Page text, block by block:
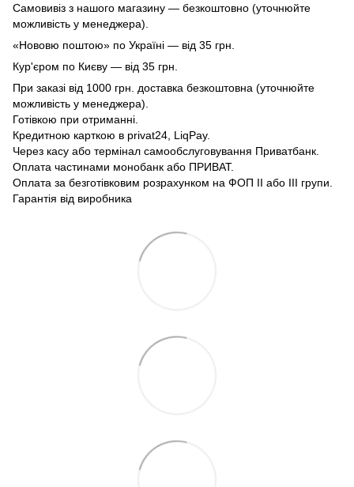
Самовивіз з нашого магазину — безкоштовно (уточнюйте
можливість у менеджера).
«Нововю поштою» по Україні — від 35 грн.
Кур'єром по Києву — від 35 грн.
При заказі від 1000 грн. доставка безкоштовна (уточнюйте
можливість у менеджера).
Готівкою при отриманні.
Кредитною карткою в privat24, LiqPay.
Через касу або термінал самообслуговування Приватбанк.
Оплата частинами монобанк або ПРИВАТ.
Оплата за безготівковим розрахунком на ФОП II або III групи.
Гарантія від виробника